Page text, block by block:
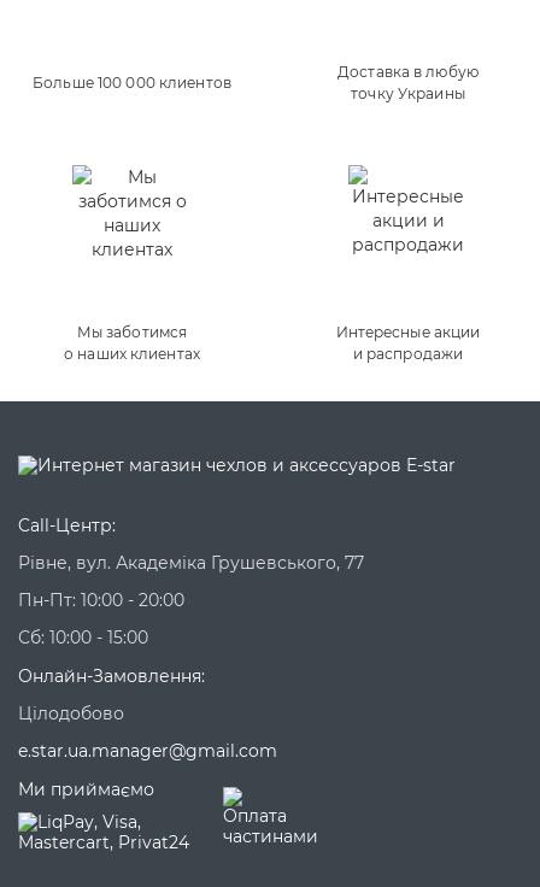
Больше 100 000 клиентов
Доставка в любую
точку Украины
Мы заботимся
о наших клиентах
Интересные акции
и распродажи
Call-Центр:
Рівне, вул. Академіка Грушевського, 77
Пн-Пт: 10:00 - 20:00
Сб: 10:00 - 15:00
Онлайн-Замовлення:
Цілодобово
e.star.ua.manager@gmail.com
Ми приймаємо